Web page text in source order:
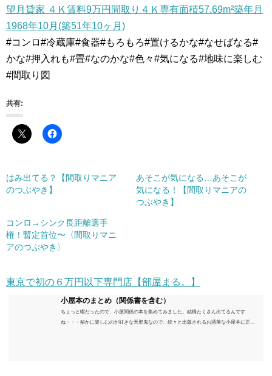
望月貸家 ４Ｋ賃料9万円間取り４Ｋ専有面積57.69m²築年月
1968年10月(築51年10ヶ月)
#コンロ#冷蔵庫#食器#もろもろ#置けるかな#なせばなる#
かな#押入れも#畳#なのかな#色々#気になる#地味に楽しむ
#間取り図
共有:
はみ出てる？【間取りマニア
のつぶやき】
あそこが気になる…あそこが
気になる！【間取りマニアの
つぶやき】
コンロ→シンク長距離選手
権！暫定首位〜〈間取りマニ
アのつぶやき〉
東京で初の６万円以下専門店【部屋まる。】
小屋本のまとめ（関係書を含む）
ちょっと暇だったので、小屋関係の本を集めてみました。結構たくさん出てるんです
ね・・・秘かに楽しむのが好きな天邪鬼なので、続々と出版されるお洒落な小屋本に正直